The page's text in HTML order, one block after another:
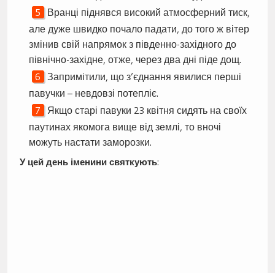
Вранці піднявся високий атмосферний тиск,
але дуже швидко почало падати, до того ж вітер
змінив свій напрямок з південно-західного до
північно-західне, отже, через два дні піде дощ.
Запримітили, що з’єднання явилися перші
павучки – невдовзі потепліє.
Якщо старі павуки 23 квітня сидять на своїх
паутинах якомога вище від землі, то вночі
можуть настати заморозки.
У цей день іменини святкують: